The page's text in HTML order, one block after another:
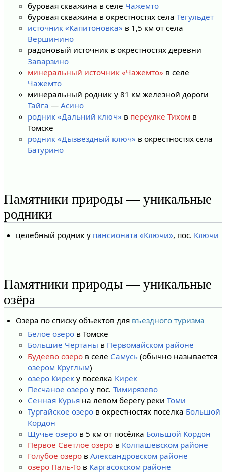
буровая скважина в селе Чажемто
буровая скважина в окрестностях селаТегульдет
источник «Капитоновка» в 1,5 км от села
Вершинино
радоновый источник в окрестностях деревни
Заварзино
минеральный источник «Чажемто» в селе
Чажемто
минеральный родник у 81 км железной дороги
Тайга —Асино
родник «Дальний ключ» в переулке Тихом в
Томске
родник «Дызвездный ключ» в окрестностях села
Батурино
Памятники природы — уникальные
родники
целебный родник у пансионата «Ключи», пос. Ключи
Памятники природы — уникальные
озёра
Озёра по списку объектов для въездного туризма
Белое озеро в Томске
Большие Чертаны в Первомайском районе
Будеево озеро в селе Самусь (обычно называется
озером Круглым)
озеро Кирек у посёлка Кирек
Песчаное озеро у пос.Тимирязево
Сенная Курья на левом берегу рекиТоми
Тургайское озеро в окрестностях посёлка Большой
Кордон
Щучье озеро в 5 км от посёлка Большой Кордон
Первое Светлое озеро в Колпашевском районе
Голубое озеро вАлександровском районе
озеро Паль-То в Каргасокском районе